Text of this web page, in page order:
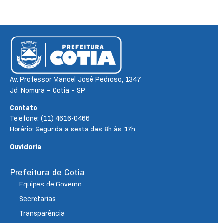
Av. Professor Manoel José Pedroso, 1347
Jd. Nomura – Cotia – SP
Contato
Telefone: (11) 4616-0466
Horário: Segunda a sexta das 8h às 17h
Ouvidoria
Prefeitura de Cotia
Equipes de Governo
Secretarias
Transparência